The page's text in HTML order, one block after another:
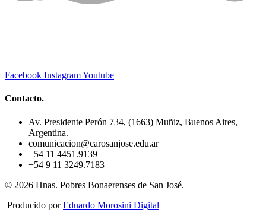
Facebook InstagramYoutube
Contacto.
Av. Presidente Perón 734, (1663) Muñiz, Buenos Aires,
Argentina.
comunicacion@carosanjose.edu.ar
+54 11 4451.9139
+54 9 11 3249.7183
© 2026 Hnas. Pobres Bonaerenses de San José.
Producido porEduardo Morosini Digital